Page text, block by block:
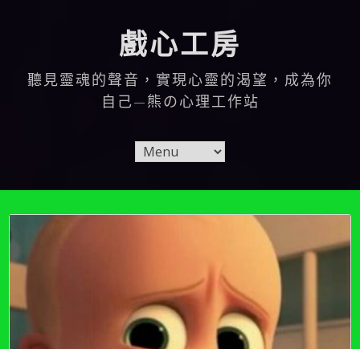
戲心工房
聽見靈魂的聲音，實現心靈的渴望，成為你
自己—熊の心理工作站